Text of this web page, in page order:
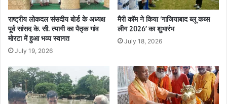
राष्ट्रीय लोकदल संसदीय बोर्ड के अध्यक्ष
पूर्व सांसद के. सी. त्यागी का पैतृक गांव
मोरटा में हुआ भव्य स्वागत
July 19, 2026
मैरी कॉम ने किया ‘गाजियाबाद ब्लू कब्स
लीग 2026’ का शुभारंभ
July 18, 2026